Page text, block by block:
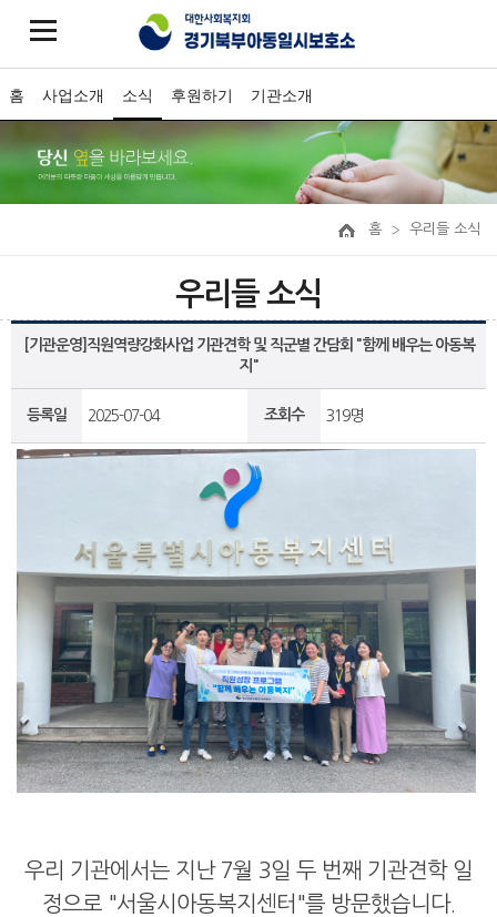
홈 사업소개 소식 후원하기 기관소개
홈 우리들 소식
우리들 소식
[기관운영]직원역량강화사업 기관견학 및 직군별 간담회 "함께 배우는 아동복
지"
등록일 2025-07-04 조회수 319명
우리 기관에서는 지난 7월 3일 두 번째 기관견학 일
정으로 "서울시아동복지센터"를 방문했습니다.